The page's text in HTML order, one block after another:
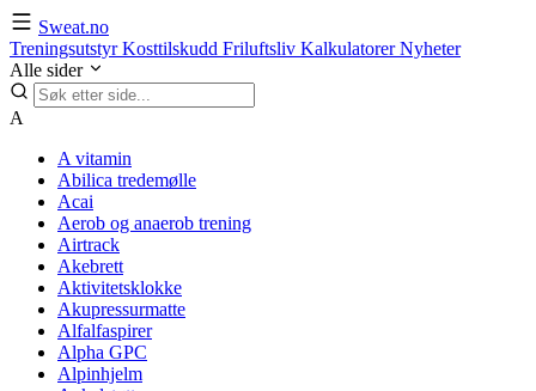
Sweat.no
TreningsutstyrKosttilskudd Friluftsliv KalkulatorerNyheter
Alle sider
A
A vitamin
Abilica tredemølle
Acai
Aerob og anaerob trening
Airtrack
Akebrett
Aktivitetsklokke
Akupressurmatte
Alfalfaspirer
Alpha GPC
Alpinhjelm